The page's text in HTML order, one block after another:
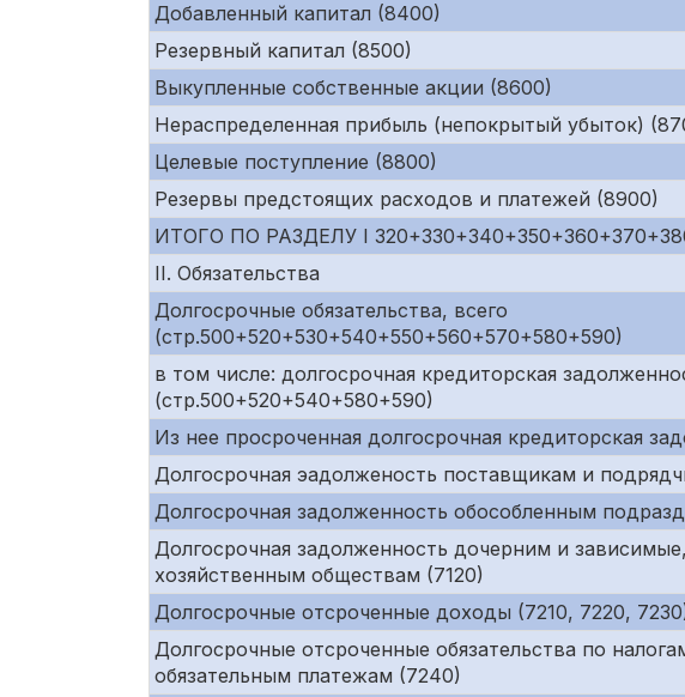
Добавленный капитал (8400)
Резервный капитал (8500)
Выкупленные собственные акции (8600)
Нераспределенная прибыль (непокрытый убыток)
Целевые поступление (8800)
Резервы предстоящих расходов и платежей (8900)
ИТОГО ПО РАЗДЕЛУ I
II. Обязательства
Долгосрочные обязательства, всего
(стр.500+520+530+540+550+560+570+580+590)
в том числе: долгосрочная кредиторская
(стр.500+520+540+580+590)
Из нее просроченная долгосрочная кредиторская
Долгосрочная эадолженость поставщикам и
Долгосрочная задолженность обособленным
Долгосрочная задолженность дочерним и зависимые,
хозяйственным обществам (7120)
Долгосрочные отсроченные доходы (7210, 7220,
Долгосрочные отсроченные обязательства по
обязательным платежам (7240)